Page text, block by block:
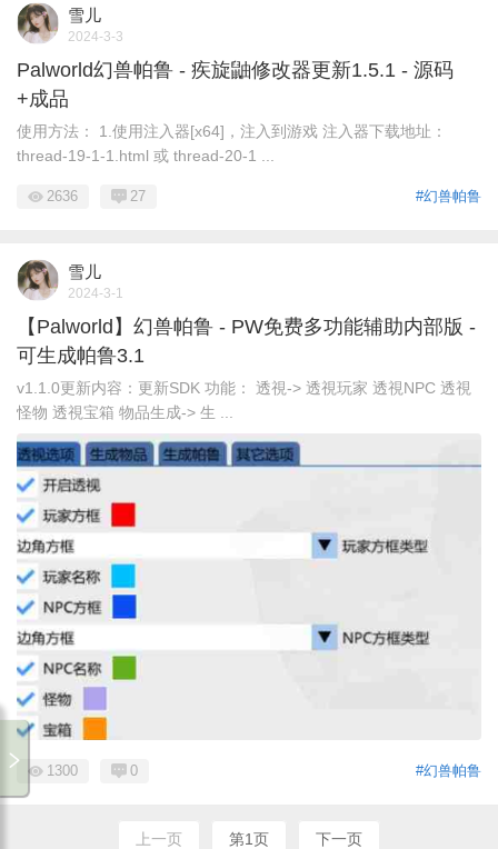
雪儿
2024-3-3
Palworld幻兽帕鲁 - 疾旋鼬修改器更新1.5.1 - 源码
+成品
使用方法： 1.使用注入器[x64]，注入到游戏 注入器下载地址：
thread-19-1-1.html 或 thread-20-1 ...
#幻兽帕鲁
2636 27
雪儿
2024-3-1
【Palworld】幻兽帕鲁 - PW免费多功能辅助内部版 -
可生成帕鲁3.1
v1.1.0更新内容：更新SDK 功能： 透視-> 透視玩家 透視NPC 透視
怪物 透視宝箱 物品生成-> 生 ...
#幻兽帕鲁
1300 0
上一页 第1页 下一页